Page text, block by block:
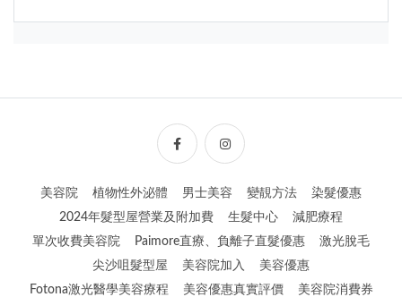
美容院 植物性外泌體 男士美容 變靚方法
染髮優惠
2024年髮型屋營業及附加費
生髮中心
減肥療程
單次收費美容院
Paimore直療、負離子直髮優惠
激光脫毛
尖沙咀髮型屋
美容院加入
美容優惠
Fotona激光醫學美容療程
美容優惠真實評價
美容院消費券